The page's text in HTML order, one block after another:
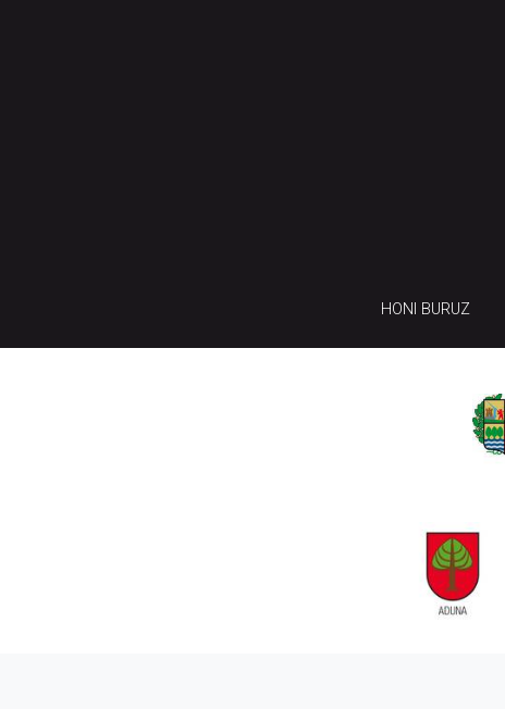
HONI BURUZ